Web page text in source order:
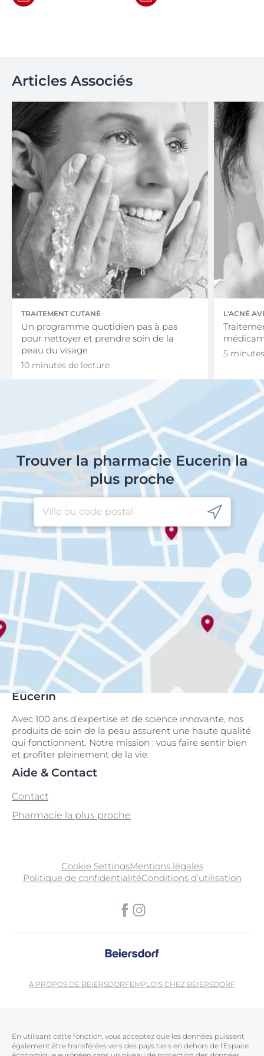
Articles Associés
TRAITEMENT CUTANÉ
Un programme quotidien pas à pas
pour nettoyer et prendre soin de la
peau du visage
10 minutes de lecture
L'ACNÉ
5
Trouver la pharmacie Eucerin la
plus proche
Eucerin
Avec 100 ans d'expertise et de science innovante, nos
produits de soin de la peau assurent une haute qualité
qui fonctionnent. Notre mission : vous faire sentir bien
et profiter pleinement de la vie.
Aide & Contact
Contact
Pharmacie la plus proche
Cookie SettingsMentions légales
Politique de confidentialitéConditions d’utilisation
À PROPOS DE BEIERSDORFEMPLOIS CHEZ BEIERSDORF
En utilisant cette fonction, vous acceptez que les données puissent
également être transférées vers des pays tiers en dehors de l'Espace